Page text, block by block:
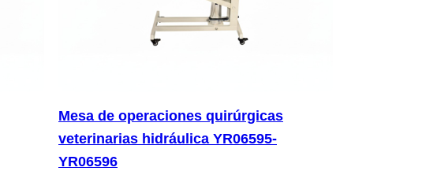
Mesa de operaciones quirúrgicas
veterinarias hidráulica YR06595-
YR06596